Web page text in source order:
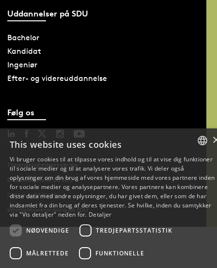
Uddannelser på SDU
Bachelor
Kandidat
Ingeniør
Efter- og videreuddannelse
Følg os
Tilgængelighedserklæring
Databeskyttelse på SDU
Cookie indstillinger
Whistleblowerordning på SDU
DANISH
This website uses cookies
Vi bruger cookies til at tilpasse vores indhold og til at vise dig funktioner
til sociale medier og til at analysere vores trafik. Vi deler også
oplysninger om din brug af vores hjemmeside med vores partnere inden
for sociale medier og analysepartnere. Vores partnere kan kombinere
disse data med andre oplysninger, du har givet dem, eller som de har
indsamlet fra din brug af deres tjenester. Se hvilke, inden du samtykker
via "Vis detaljer" neden for. Detaljer
NØDVENDIGE
TREDJEPARTSSTATISTIK
MÅLRETTEDE FUNKTIONELLE